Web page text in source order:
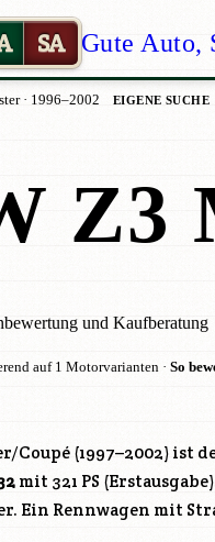
SA Gute Auto,
· 1996–2002 EIGENE SUCHE
Z3
und Kaufberatung
auf 1 Motorvarianten · So
Coupé (1997–2002) ist
mit 321 PS
Ein Rennwagen mit